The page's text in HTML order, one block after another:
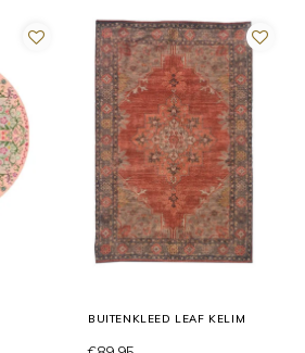
BUITENKLEED LEAF KELIM